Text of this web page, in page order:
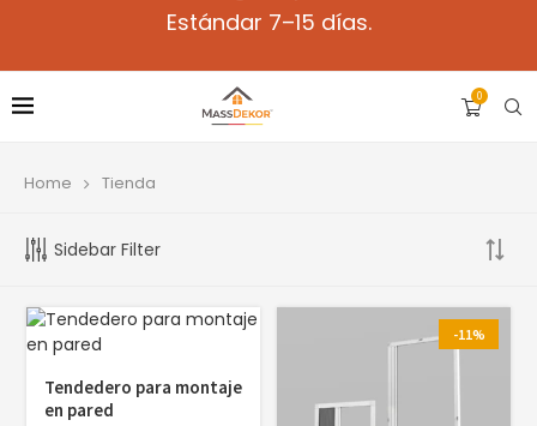
Estándar 7–15 días.
0
Home Tienda
Sidebar Filter
Tendedero para montaje
en pared
-11%